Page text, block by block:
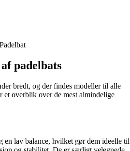
padelbats
bredt, og der findes modeller til alle
et overblik over de mest almindelige
en lav balance, hvilket gør dem ideelle til